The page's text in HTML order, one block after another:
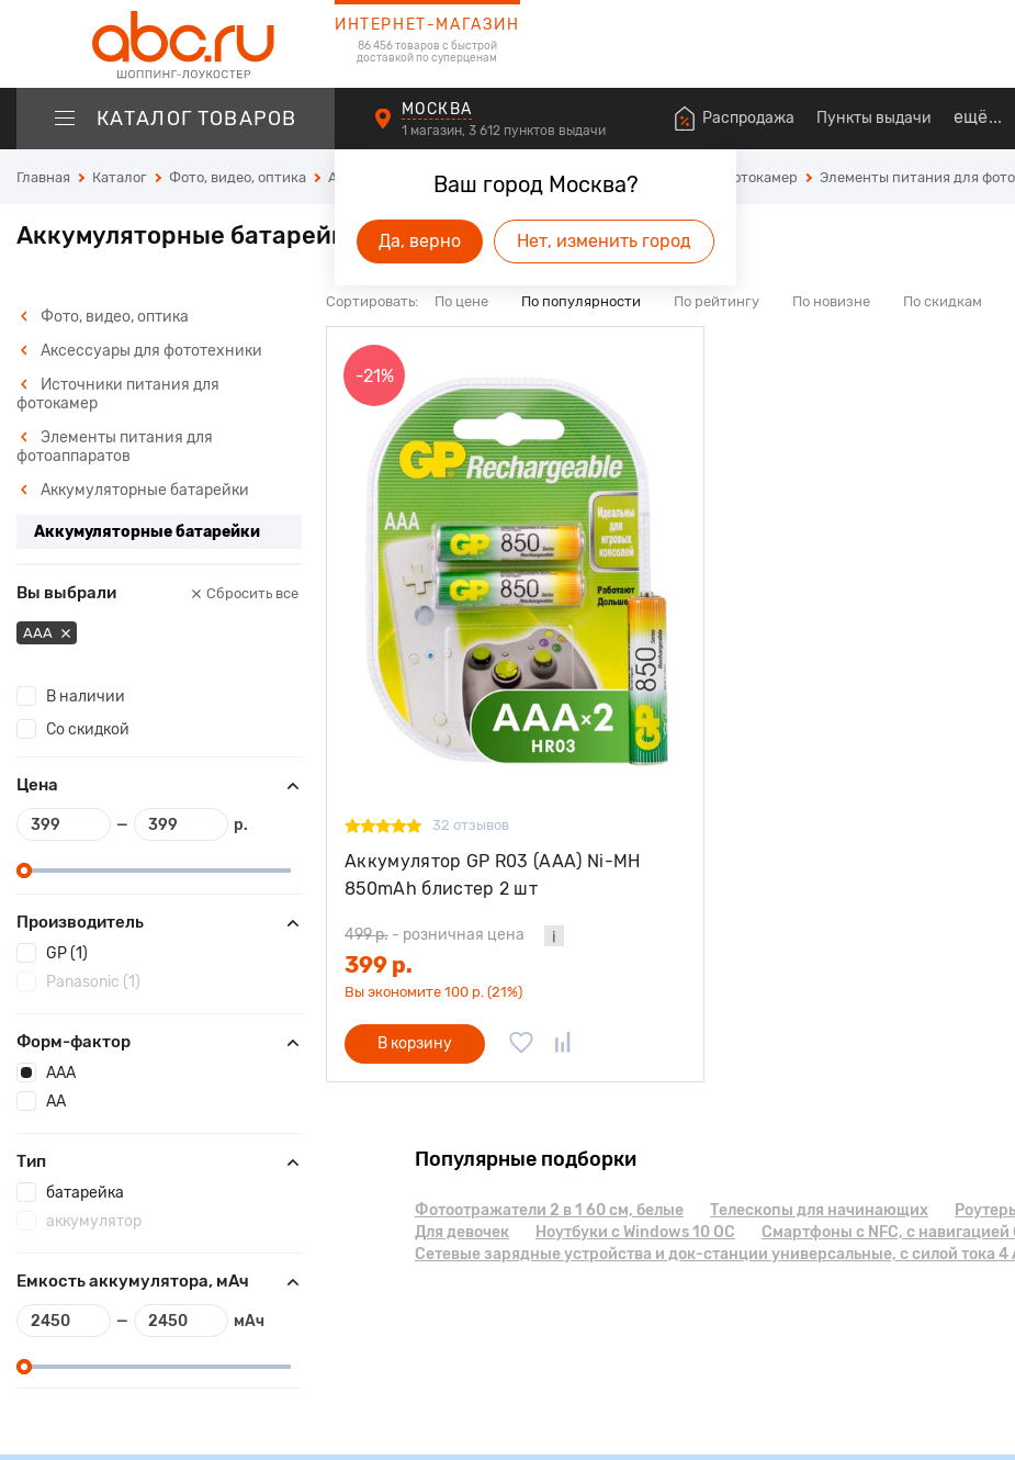
ИНТЕРНЕТ-МАГАЗИН
86 456 товаров с быстрой
доставкой по суперценам
КАТАЛОГ ТОВАРОВ
Ваш город Москва?
Да, верно Нет, изменить город
МОСКВА
1 магазин, 3 612 пунктов выдачи
Распродажа Пункты выдачи ещё
Главная Каталог Фото, видео, оптика Аксессуары для фототехники Источники питания для фотокамер Элементы питания для
Аккумуляторные батарейки форм-фактор AAA
Фото, видео, оптика
Аксессуары для фототехники
Источники питания для
фотокамер
Элементы питания для
фотоаппаратов
Аккумуляторные батарейки
Аккумуляторные батарейки
Вы выбрали Сбросить все
AAA
В наличии
Со скидкой
Цена
— р.
Производитель
GP (1)
Panasonic (1)
Форм-фактор
AAA
AA
Тип
батарейка
аккумулятор
Емкость аккумулятора, мАч
— мАч
Сортировать: По цене По популярности По рейтингу По новизне По скидкам
-21%
32 отзывов
Аккумулятор GP R03 (AAA) Ni-MH
850mAh блистер 2 шт
499 р. - розничная цена
399 р.
Вы экономите 100 р. (21%)
В корзину
Популярные подборки
Фотоотражатели 2 в 1 60 см, белые Телескопы для начинающих
Для девочек
Ноутбуки с Windows 10 ОС Смартфоны с NFC, с навигацией
Сетевые зарядные устройства и док-станции универсальные, с силой тока 4